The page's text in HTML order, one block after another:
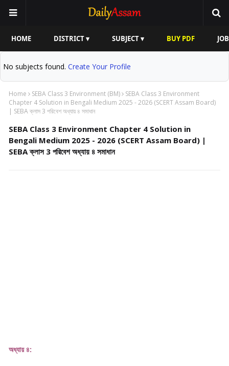
HOME DISTRICT ▾ SUBJECT ▾ BUY PDF
No subjects found. Create Your Profile
Home SEBA Class 3 Environment (BM)
SEBA Class 3 Environment
Chapter 4 Solution in Bengali Medium 2025 - 2026 (SCERT Assam Board)
| SEBA ক্লাস 3 পরিবেশ অধ্যায় ৪ সমাধান
SEBA Class 3 Environment Chapter 4 Solution in
Bengali Medium 2025 - 2026 (SCERT Assam Board) |
SEBA ক্লাস 3 পরিবেশ অধ্যায় ৪ সমাধান
অধ্যায় ৪: